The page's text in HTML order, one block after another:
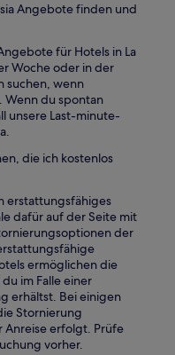
Angebote finden und
für Hotels in La
Woche oder in der
suchen, wenn
du spontan
unsere Last-minute-
die ich kostenlos
erstattungsfähiges
dafür auf der Seite mit
der
ermöglichen die
im Falle einer
erhältst. Bei einigen
Stornierung
Anreise erfolgt. Prüfe
vorher.